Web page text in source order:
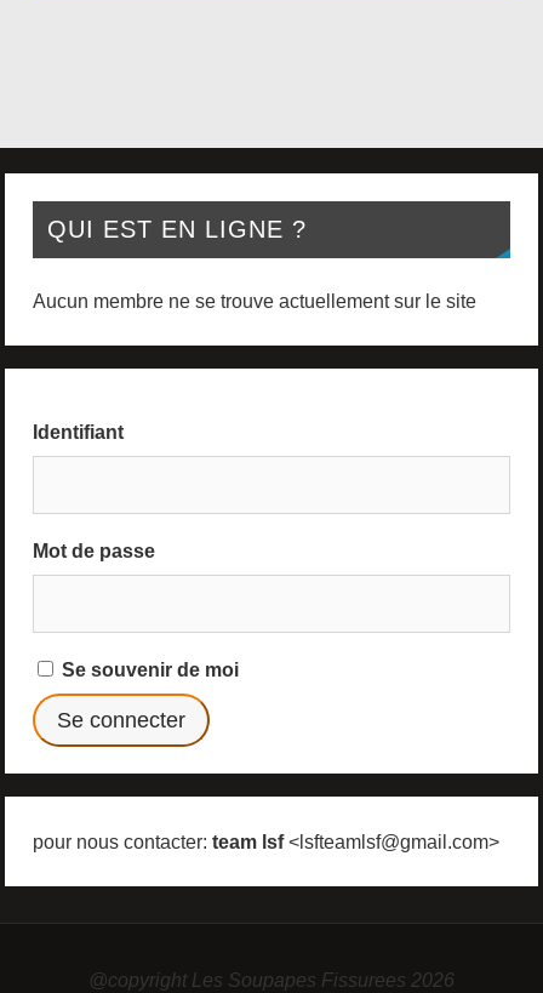
QUI EST EN LIGNE ?
Aucun membre ne se trouve actuellement sur le site
Identifiant
Mot de passe
Se souvenir de moi
pour nous contacter: team lsf<lsfteamlsf@gmail.com>
@copyright Les Soupapes Fissurees 2026